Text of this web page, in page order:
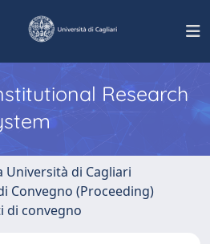
Research
Università di Cagliari
Convegno (Proceeding)
di convegno